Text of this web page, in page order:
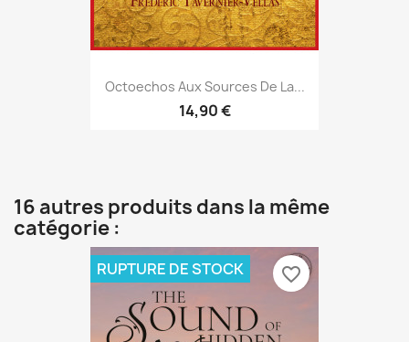
Octoechos Aux Sources De La...
14,90 €
16 autres produits dans la même
catégorie :
RUPTURE DE STOCK favorite_border